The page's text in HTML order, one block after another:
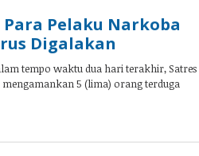
Pelaku Narkoba
Digalakan
tempo waktu dua hari terakhir, Satres
5 (lima) orang terduga